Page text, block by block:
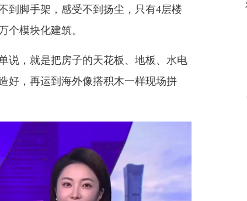
到脚手架，感受不到扬尘，只有4层楼
个模块化建筑。
说，就是把房子的天花板、地板、水电
好，再运到海外像搭积木一样现场拼